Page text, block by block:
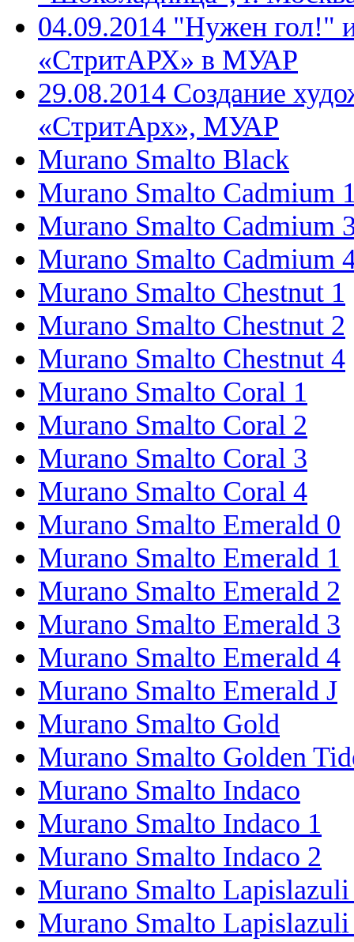
04.09.2014 "Нужен гол!"
«СтритАРХ» в МУАР
29.08.2014 Создание
«СтритАрх», МУАР
Murano Smalto Black
Murano Smalto Cadmium
Murano Smalto Cadmium
Murano Smalto Cadmium
Murano Smalto Chestnut 1
Murano Smalto Chestnut 2
Murano Smalto Chestnut 4
Murano Smalto Coral 1
Murano Smalto Coral 2
Murano Smalto Coral 3
Murano Smalto Coral 4
Murano Smalto Emerald 0
Murano Smalto Emerald 1
Murano Smalto Emerald 2
Murano Smalto Emerald 3
Murano Smalto Emerald 4
Murano Smalto Emerald J
Murano Smalto Gold
Murano Smalto Golden
Murano Smalto Indaco
Murano Smalto Indaco 1
Murano Smalto Indaco 2
Murano Smalto
Murano Smalto